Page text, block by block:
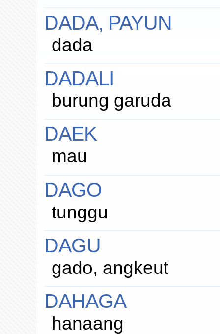
DADA, PAYUN
dada
DADALI
burung garuda
DAEK
mau
DAGO
tunggu
DAGU
gado, angkeut
DAHAGA
hanaang